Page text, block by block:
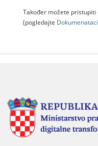
Također možete
(pogledajte